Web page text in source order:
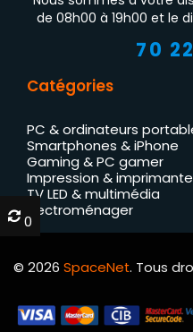
de 08h00 à 19h00 et le
70
Catégories
PC & ordinateurs
Smartphones & iPhone
Gaming & PC gamer
Impression &
TV LED & multimédia
Électroménager
© 2026 SpaceNet. Tous
0
0